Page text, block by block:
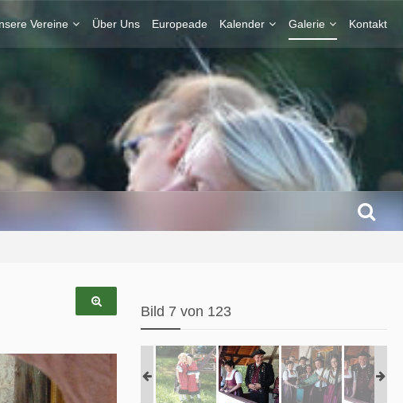
Vereine Über Uns Europeade Kalender Galerie Kontakt
Bild 7 von 123